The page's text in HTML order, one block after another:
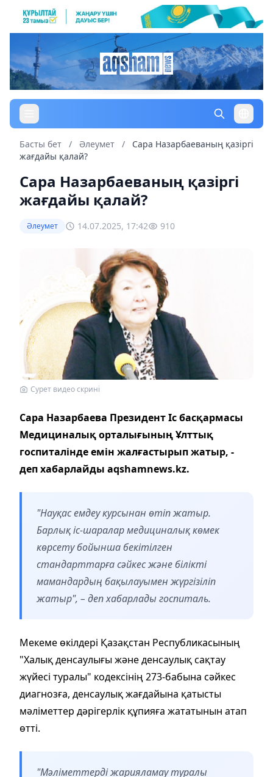
Басты бет / Әлеумет /
Сара Назарбаеваның қазіргі
жағдайы қалай?
Сара Назарбаеваның қазіргі
жағдайы қалай?
Әлеумет 14.07.2025, 17:42 910
Сурет видео скрині
Сара Назарбаева Президент Іс басқармасы
Медициналық орталығының Ұлттық
госпиталінде емін жалғастырып жатыр, -
деп хабарлайды aqshamnews.kz.
"Науқас емдеу курсынан өтіп жатыр.
Барлық іс-шаралар медициналық көмек
көрсету бойынша бекітілген
стандарттарға сәйкес және білікті
мамандардың бақылауымен жүргізіліп
жатыр", – деп хабарлады госпиталь.
Мекеме өкілдері Қазақстан Республикасының
"Халық денсаулығы және денсаулық сақтау
жүйесі туралы" кодексінің 273-бабына сәйкес
диагнозға, денсаулық жағдайына қатысты
мәліметтер дәрігерлік құпияға жататынын атап
өтті.
"Мәліметтерді жарияламау туралы